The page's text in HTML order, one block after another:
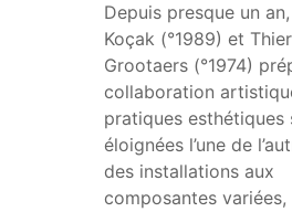
Depuis presque un
Koçak (°1989) et
Grootaers (°1974)
collaboration
pratiques esthétiques
éloignées l’une de
des installations aux
composantes